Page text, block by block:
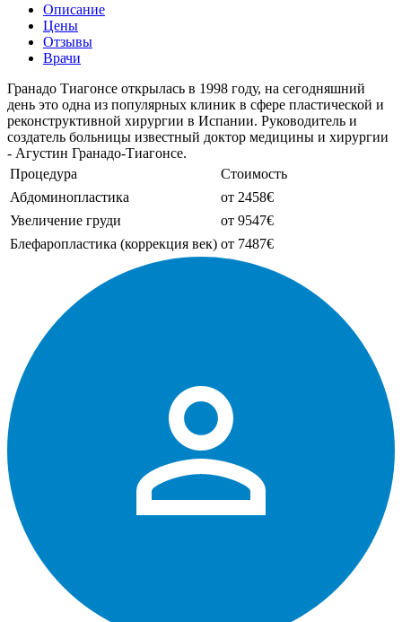
Описание
Цены
Отзывы
Врачи
Гранадо Тиагонсе открылась в 1998 году, на сегодняшний
день это одна из популярных клиник в сфере пластической и
реконструктивной хирургии в Испании. Руководитель и
создатель больницы известный доктор медицины и хирургии
- Агустин Гранадо-Тиагонсе.
Процедура
Стоимость
Абдоминопластика
от 2458€
Увеличение груди
от 9547€
Блефаропластика (коррекция век) от 7487€